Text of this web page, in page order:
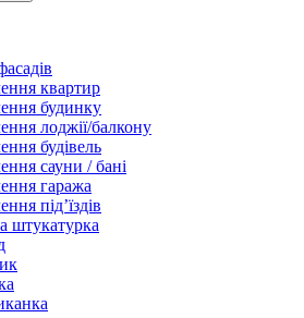
квартир
будинку
лоджії/балкону
будівель
сауни / бані
гаража
під’їздів
штукатурка